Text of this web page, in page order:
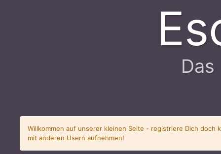
Willkommen auf unserer kleinen Seite - registriere Dich doch
mit anderen Usern aufnehmen!